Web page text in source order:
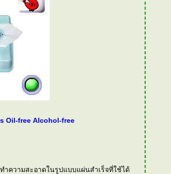
Oil-free Alcohol-free
ความสะอาดในรูปแบบแผ่นสำเร็จที่ใช้ได้